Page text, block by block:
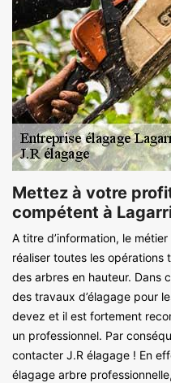
Mettez à votre
compétent à
A titre d’information, le
réaliser toutes les opérations
des arbres en hauteur. Dans
des travaux d’élagage pour
devez et il est fortement
un professionnel. Par
contacter J.R élagage ! En
élagage arbre